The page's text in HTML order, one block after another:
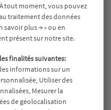
vitesses de
à 3200 tr/min.
options pour un
tout moment, vous pouvez
traitement des données
savoir plus → » ou en
présent sur notre site.
finalités suivantes:
informations sur un
Utiliser des
Mesurer la
de géolocalisation